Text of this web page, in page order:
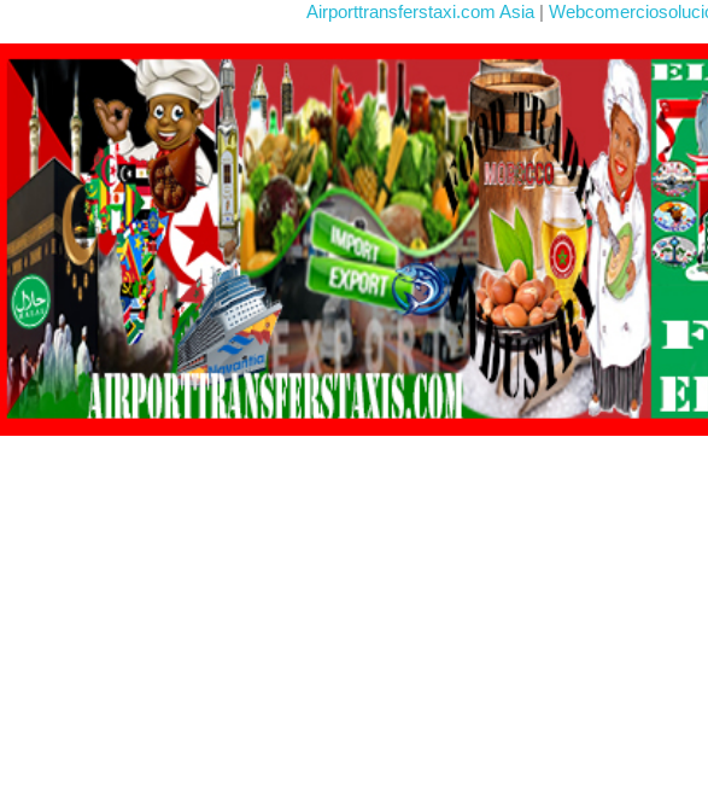
Airporttransferstaxi.com Asia |